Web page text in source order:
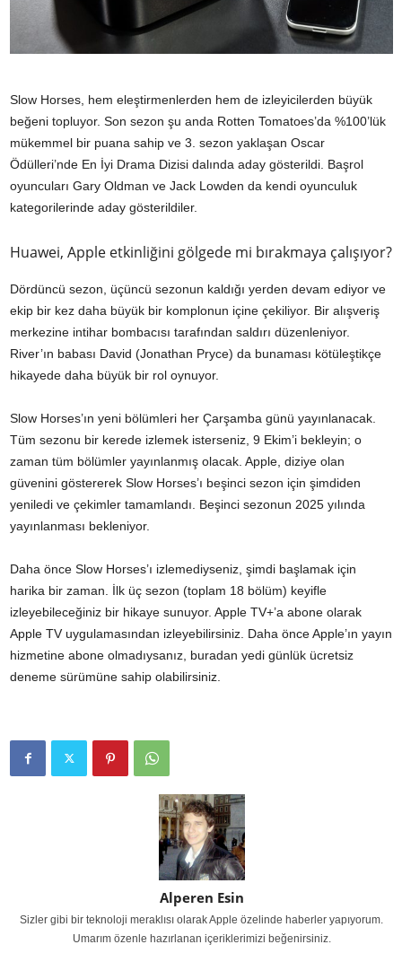
Slow Horses, hem eleştirmenlerden hem de izleyicilerden büyük
beğeni topluyor. Son sezon şu anda Rotten Tomatoes’da %100’lük
mükemmel bir puana sahip ve 3. sezon yaklaşan Oscar
Ödülleri’nde En İyi Drama Dizisi dalında aday gösterildi. Başrol
oyuncuları Gary Oldman ve Jack Lowden da kendi oyunculuk
kategorilerinde aday gösterildiler.
Huawei, Apple etkinliğini gölgede mi bırakmaya çalışıyor?
Dördüncü sezon, üçüncü sezonun kaldığı yerden devam ediyor ve
ekip bir kez daha büyük bir komplonun içine çekiliyor. Bir alışveriş
merkezine intihar bombacısı tarafından saldırı düzenleniyor.
River’ın babası David (Jonathan Pryce) da bunaması kötüleştikçe
hikayede daha büyük bir rol oynuyor.
Slow Horses’ın yeni bölümleri her Çarşamba günü yayınlanacak.
Tüm sezonu bir kerede izlemek isterseniz, 9 Ekim’i bekleyin; o
zaman tüm bölümler yayınlanmış olacak. Apple, diziye olan
güvenini göstererek Slow Horses’ı beşinci sezon için şimdiden
yeniledi ve çekimler tamamlandı. Beşinci sezonun 2025 yılında
yayınlanması bekleniyor.
Daha önce Slow Horses’ı izlemediyseniz, şimdi başlamak için
harika bir zaman. İlk üç sezon (toplam 18 bölüm) keyifle
izleyebileceğiniz bir hikaye sunuyor. Apple TV+’a abone olarak
Apple TV uygulamasından izleyebilirsiniz. Daha önce Apple’ın yayın
hizmetine abone olmadıysanız, buradan yedi günlük ücretsiz
deneme sürümüne sahip olabilirsiniz.
Alperen Esin
Sizler gibi bir teknoloji meraklısı olarak Apple özelinde haberler yapıyorum.
Umarım özenle hazırlanan içeriklerimizi beğenirsiniz.